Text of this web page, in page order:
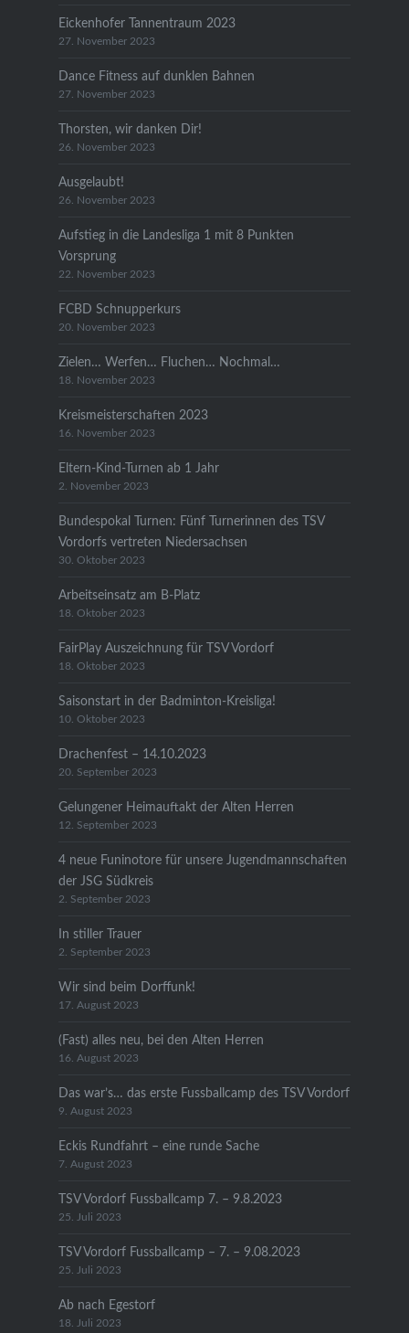
Eickenhofer Tannentraum 2023
27. November 2023
Dance Fitness auf dunklen Bahnen
27. November 2023
Thorsten, wir danken Dir!
26. November 2023
Ausgelaubt!
26. November 2023
Aufstieg in die Landesliga 1 mit 8 Punkten
Vorsprung
22. November 2023
FCBD Schnupperkurs
20. November 2023
Zielen… Werfen… Fluchen… Nochmal…
18. November 2023
Kreismeisterschaften 2023
16. November 2023
Eltern-Kind-Turnen ab 1 Jahr
2. November 2023
Bundespokal Turnen: Fünf Turnerinnen des TSV
Vordorfs vertreten Niedersachsen
30. Oktober 2023
Arbeitseinsatz am B-Platz
18. Oktober 2023
FairPlay Auszeichnung für TSV Vordorf
18. Oktober 2023
Saisonstart in der Badminton-Kreisliga!
10. Oktober 2023
Drachenfest – 14.10.2023
20. September 2023
Gelungener Heimauftakt der Alten Herren
12. September 2023
4 neue Funinotore für unsere Jugendmannschaften
der JSG Südkreis
2. September 2023
In stiller Trauer
2. September 2023
Wir sind beim Dorffunk!
17. August 2023
(Fast) alles neu, bei den Alten Herren
16. August 2023
Das war’s… das erste Fussballcamp des TSV Vordorf
9. August 2023
Eckis Rundfahrt – eine runde Sache
7. August 2023
TSV Vordorf Fussballcamp 7. – 9.8.2023
25. Juli 2023
TSV Vordorf Fussballcamp – 7. – 9.08.2023
25. Juli 2023
Ab nach Egestorf
18. Juli 2023